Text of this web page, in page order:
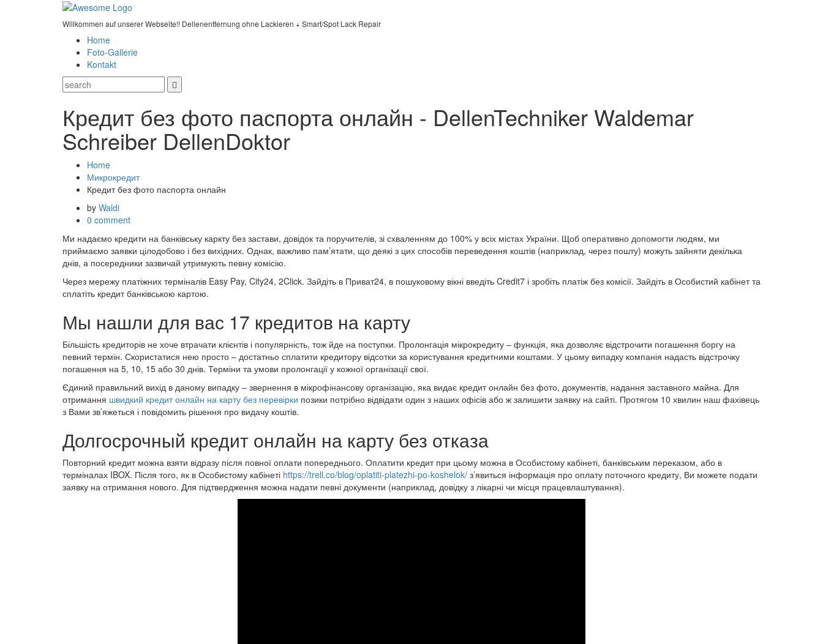
Willkommen auf unserer Webseite!! Dellenentfernung ohne Lackieren + Smart/Spot Lack Repair
Home
Foto-Gallerie
Kontakt
Кредит без фото паспорта онлайн - DellenTechniker Waldemar
Schreiber DellenDoktor
Home
Микрокредит
Кредит без фото паспорта онлайн
by Waldi
0 comment
Ми надаємо кредити на банківську каркту без застави, довідок та поручителів, зі схваленням до 100% у всіх містах України. Щоб оперативно допомогти людям, ми
приймаємо заявки цілодобово і без вихідних. Однак, важливо пам’ятати, що деякі з цих способів переведення коштів (наприклад, через пошту) можуть зайняти декілька
днів, а посередники зазвичай утримують певну комісію.
Через мережу платіжних терміналів Easy Pay, City24, 2Click. Зайдіть в Приват24, в пошуковому вікні введіть Credit7 і зробіть платіж без комісії. Зайдіть в Особистий кабінет та
сплатіть кредит банківською картою.
Мы нашли для вас 17 кредитов на карту
Більшість кредиторів не хоче втрачати клієнтів і популярність, тож йде на поступки. Пролонгація мікрокредиту – функція, яка дозволяє відстрочити погашення боргу на
певний термін. Скористатися нею просто – достатньо сплатити кредитору відсотки за користування кредитними коштами. У цьому випадку компанія надасть відстрочку
погашення на 5, 10, 15 або 30 днів. Терміни та умови пролонгації у кожної організації свої.
Єдиний правильний вихід в даному випадку – звернення в мікрофінансову організацію, яка видає кредит онлайн без фото, документів, надання заставного майна. Для
отримання швидкий кредит онлайн на карту без перевірки позики потрібно відвідати один з наших офісів або ж залишити заявку на сайті. Протягом 10 хвилин наш фахівець
з Вами зв’яжеться і повідомить рішення про видачу коштів.
Долгосрочный кредит онлайн на карту без отказа
Повторний кредит можна взяти відразу після повної оплати попереднього. Оплатити кредит при цьому можна в Особистому кабінеті, банківським переказом, або в
терміналах IBOX. Після того, як в Особистому кабінеті https://trell.co/blog/oplatiti-platezhi-po-koshelok/ з’явиться інформація про оплату поточного кредиту, Ви можете подати
заявку на отримання нового. Для підтвердження можна надати певні документи (наприклад, довідку з лікарні чи місця працевлаштування).